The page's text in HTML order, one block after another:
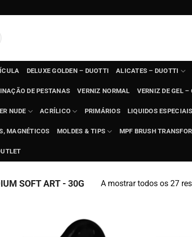
DELUXE GOLDEN – DUOTTI ALICATES – DUOTTI
DE PESTANAS VERNIZ NORMAL VERNIZ DE GEL –
NUDE ACRÍLICO PRIMÁRIOS LIQUIDOS ESPECIAIS
MAGNÉTICOS MOLDES & TIPS MPF BRUSH
SOFT ART - 30G A mostrar todos os 27